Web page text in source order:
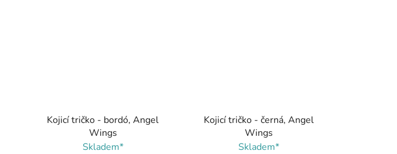
Kojicí tričko - bordó, Angel
Wings
Skladem*
Kojicí tričko - černá, Angel
Wings
Skladem*